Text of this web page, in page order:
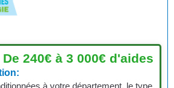
De 240€ à 3 000€ d'aides